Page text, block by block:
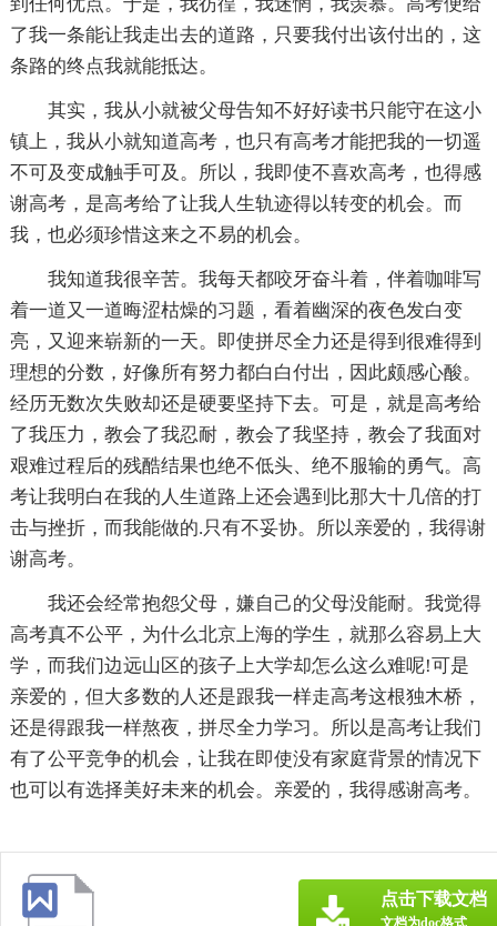
了我一条能让我走出去的道路，只要我付出该付出的，这
条路的终点我就能抵达。
其实，我从小就被父母告知不好好读书只能守在这小
镇上，我从小就知道高考，也只有高考才能把我的一切遥
不可及变成触手可及。所以，我即使不喜欢高考，也得感
谢高考，是高考给了让我人生轨迹得以转变的机会。而
我，也必须珍惜这来之不易的机会。
我知道我很辛苦。我每天都咬牙奋斗着，伴着咖啡写
着一道又一道晦涩枯燥的习题，看着幽深的夜色发白变
亮，又迎来崭新的一天。即使拼尽全力还是得到很难得到
理想的分数，好像所有努力都白白付出，因此颇感心酸。
经历无数次失败却还是硬要坚持下去。可是，就是高考给
了我压力，教会了我忍耐，教会了我坚持，教会了我面对
艰难过程后的残酷结果也绝不低头、绝不服输的勇气。高
考让我明白在我的人生道路上还会遇到比那大十几倍的打
击与挫折，而我能做的.只有不妥协。所以亲爱的，我得谢
谢高考。
我还会经常抱怨父母，嫌自己的父母没能耐。我觉得
高考真不公平，为什么北京上海的学生，就那么容易上大
学，而我们边远山区的孩子上大学却怎么这么难呢!可是
亲爱的，但大多数的人还是跟我一样走高考这根独木桥，
还是得跟我一样熬夜，拼尽全力学习。所以是高考让我们
有了公平竞争的机会，让我在即使没有家庭背景的情况下
也可以有选择美好未来的机会。亲爱的，我得感谢高考。
点击下载文档
文档为doc格式